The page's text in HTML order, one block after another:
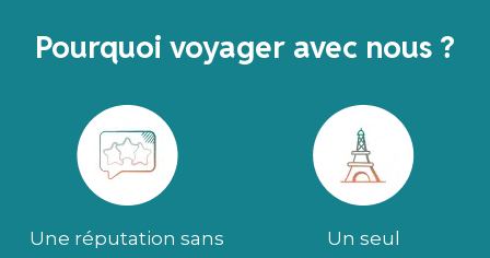
Pourquoi voyager avec nous ?
Une réputation sans
Un seul